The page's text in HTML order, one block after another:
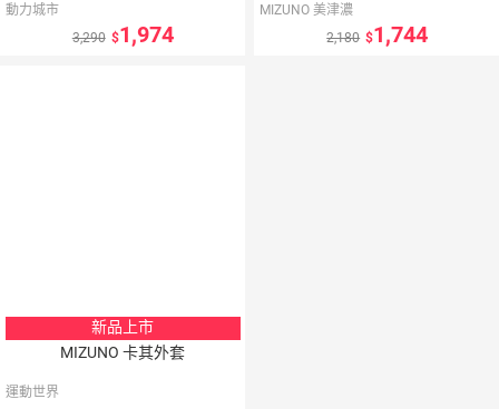
動力城市
3,290
1,974
MIZUNO 美津濃
2,180
1,744
新品上市
MIZUNO 卡其外套
運動世界